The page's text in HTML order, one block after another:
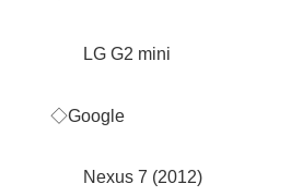
LG G2 mini
◇Google
Nexus 7 (2012)